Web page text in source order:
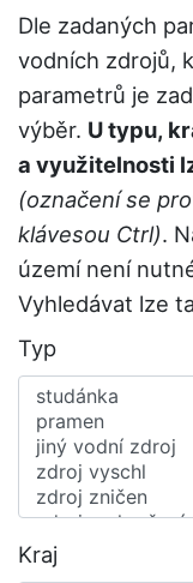
Dle zadaných
vodních zdrojů,
parametrů je
výběr. U typu,
a využitelnosti
(označení se
klávesou Ctrl).
území není
Vyhledávat lze
Typ
Kraj